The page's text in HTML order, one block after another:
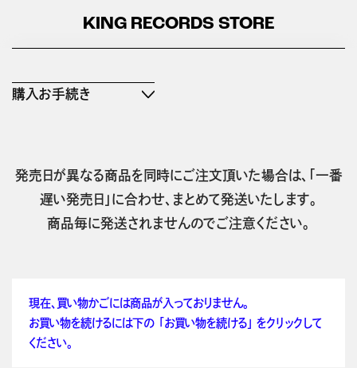
KING RECORDS STORE
購入お手続き
発売日が異なる商品を同時にご注文頂いた場合は、「一番
遅い発売日」に合わせ、まとめて発送いたします。
商品毎に発送されませんのでご注意ください。
現在、買い物かごには商品が入っておりません。
お買い物を続けるには下の 「お買い物を続ける」 をクリックして
ください。